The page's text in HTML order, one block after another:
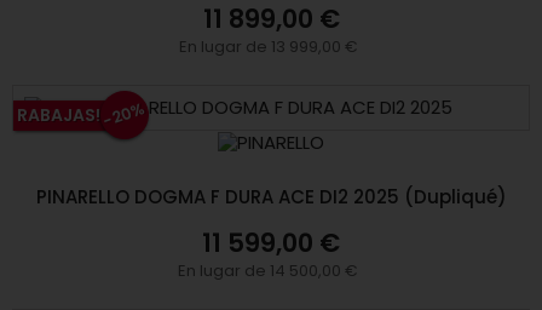
11 899,00 €
En lugar de 13 999,00 €
RABAJAS!-20%
PINARELLO DOGMA F DURA ACE DI2 2025 (Dupliqué)
11 599,00 €
En lugar de 14 500,00 €